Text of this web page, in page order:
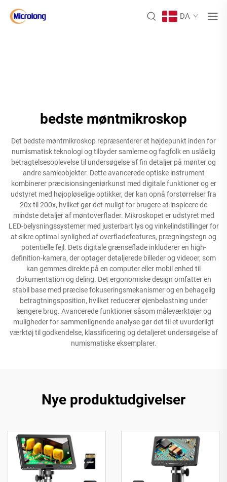
DA
bedste møntmikroskop
Det bedste møntmikroskop repræsenterer et højdepunkt inden for
numismatisk teknologi og tilbyder samlerne og fagfolk en uslåelig
betragtelsesoplevelse til undersøgelse af fin detaljer på mønter og
andre samleobjekter. Dette avancerede optiske instrument
kombinerer præcisionsingeniørkunst med digitale funktioner og er
udstyret med højopløselige optikker, der kan opnå forstørrelser fra
20x til 200x, hvilket gør det muligt for brugere at inspicere de
mindste detaljer af møntoverflader. Mikroskopet er udstyret med
LED-belysningssystemer med justerbart lys og vinkelindstillinger for
at sikre optimal synlighed af overfladefeatures, prægningstegn og
potentielle fejl. Dets digitale grænseflade inkluderer en high-
definition-kamera, der optager detaljerede billeder og videoer, som
kan gemmes direkte på en computer eller mobil enhed til
dokumentation og deling. Det ergonomiske design omfatter en
stabil base med præcise fokuseringsmekanismer og en behagelig
betragtningsposition, hvilket reducerer øjenbelastning under
længere brug. Avancerede funktioner såsom måleværktøjer og
muligheder for sammenlignende analyse gør det til et uvurderligt
værktøj til godkendelse, klassificering og detaljeret undersøgelse af
numismatiske eksemplarer.
Nye produktudgivelser